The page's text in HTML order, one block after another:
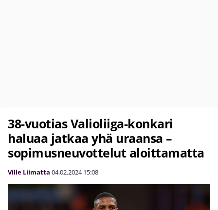
38-vuotias Valioliiga-konkari
haluaa jatkaa yhä uraansa –
sopimusneuvottelut aloittamatta
Ville Liimatta 04.02.2024 15:08